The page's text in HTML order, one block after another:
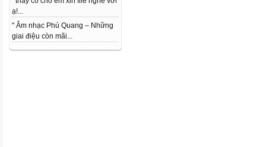
ạ!...
" Âm nhạc Phú Quang – Những
giai điệu còn mãi...